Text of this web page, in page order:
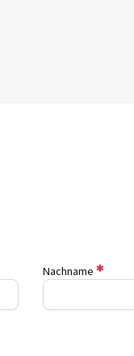
Nachname